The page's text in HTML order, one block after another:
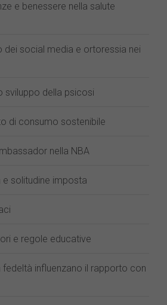
e benessere nella salute
dei social media e ortoressia nei
sviluppo della psicosi
di consumo sostenibile
nella NBA
solitudine imposta
e regole educative
fedeltà influenzano il rapporto con